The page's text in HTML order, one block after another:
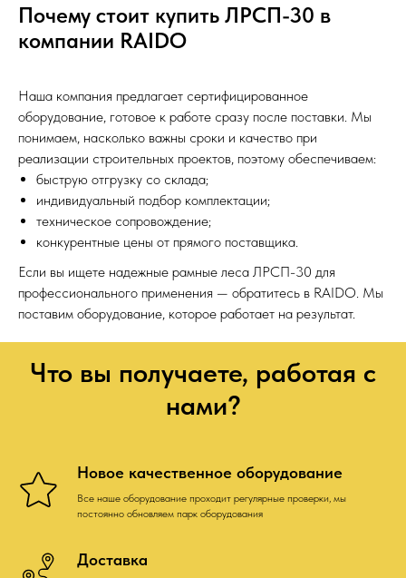
Почему стоит купить ЛРСП-30 в
компании RAIDO
Наша компания предлагает сертифицированное
оборудование, готовое к работе сразу после поставки. Мы
понимаем, насколько важны сроки и качество при
реализации строительных проектов, поэтому обеспечиваем:
быструю отгрузку со склада;
индивидуальный подбор комплектации;
техническое сопровождение;
конкурентные цены от прямого поставщика.
Если вы ищете надежные рамные леса ЛРСП-30 для
профессионального применения — обратитесь в RAIDO. Мы
поставим оборудование, которое работает на результат.
Что вы получаете, работая с
нами?
Новое качественное оборудование
Все наше оборудование проходит регулярные проверки, мы
постоянно обновляем парк оборудования
Доставка